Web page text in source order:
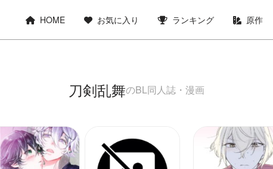
HOME お気に入り ランキング 原作
刀剣乱舞のBL同人誌・漫画